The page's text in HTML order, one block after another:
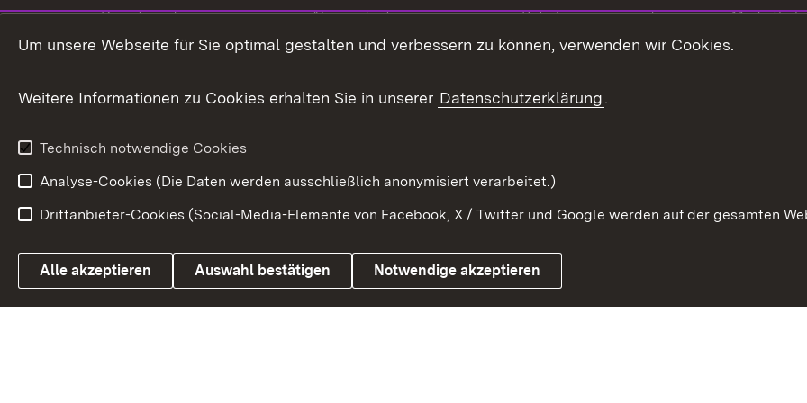
Dienst- und
Versorgungsbezüge
Weitere
Abgeordnete
Bürgerbeauftragte
Beteiligung anwenden
Beteiligung stärken
Mediathek
Link zum Landesportal
Impressum Kontakt
Um unsere Webseite für Sie optimal gestalten und verbessern zu können, verwenden wir Cookies.
Weitere Informationen zu Cookies erhalten Sie in unserer Datenschutzerklärung.
Technisch notwendige Cookies
Analyse-Cookies (Die Daten werden ausschließlich anonymisiert verarbeitet.)
Drittanbieter-Cookies (Social-Media-Elemente von Facebook, X / Twitter und Google werden auf der gesamten
Alle akzeptieren Auswahl bestätigen Notwendige akzeptieren